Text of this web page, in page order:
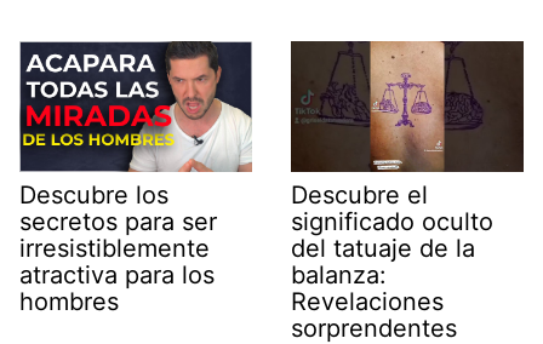
Descubre los
secretos para ser
irresistiblemente
atractiva para los
hombres
Descubre el
significado oculto
del tatuaje de la
balanza:
Revelaciones
sorprendentes